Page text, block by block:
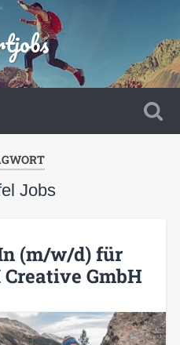
Jobs
(m/w/d) für
GmbH